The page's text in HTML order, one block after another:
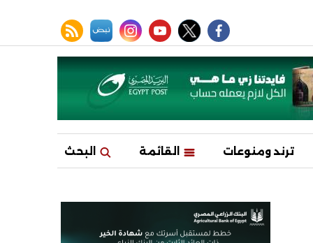
facebook
twitter
youtube
instagram
نبض rss feed
ترند ومنوعات القائمة البحث